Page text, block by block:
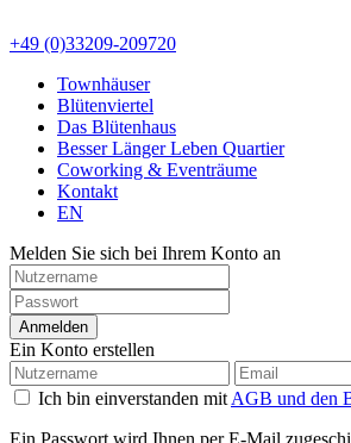
+49 (0)33209-209720
Townhäuser
Blütenviertel
Das Blütenhaus
Besser Länger Leben Quartier
Coworking & Eventräume
Kontakt
EN
Melden Sie sich bei Ihrem Konto an
Anmelden
Ein Konto erstellen
Ich bin einverstanden mit AGB und den
Ein Passwort wird Ihnen per E-Mail